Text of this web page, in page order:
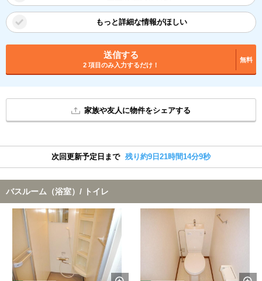
もっと詳細な情報がほしい
送信する
2 項目のみ入力するだけ！
無料
家族や友人に物件をシェアする
次回更新予定日まで 残り約9日21時間14分9秒
バスルーム（浴室）/ トイレ